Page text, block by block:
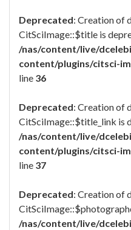
Deprecated: Creation of
CitSciImage::$title is
/nas/content/live/
content/plugins/citsci-
line 36
Deprecated: Creation of
CitSciImage::$title_link is
/nas/content/live/
content/plugins/citsci-
line 37
Deprecated: Creation of
/nas/content/live/